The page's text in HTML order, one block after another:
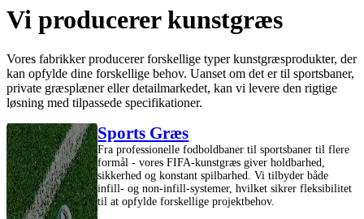
Vi producerer kunstgræs
Vores fabrikker producerer forskellige typer kunstgræsprodukter, der
kan opfylde dine forskellige behov. Uanset om det er til sportsbaner,
private græsplæner eller detailmarkedet, kan vi levere den rigtige
løsning med tilpassede specifikationer.
Sports Græs
Fra professionelle fodboldbaner til sportsbaner til flere
formål - vores FIFA-kunstgræs giver holdbarhed,
sikkerhed og konstant spilbarhed. Vi tilbyder både
infill- og non-infill-systemer, hvilket sikrer fleksibilitet
til at opfylde forskellige projektbehov.